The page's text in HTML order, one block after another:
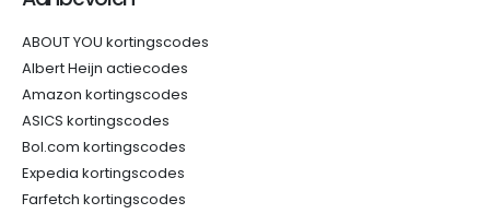
ABOUT YOU kortingscodes
Albert Heijn actiecodes
Amazon kortingscodes
ASICS kortingscodes
Bol.com kortingscodes
Expedia kortingscodes
Farfetch kortingscodes